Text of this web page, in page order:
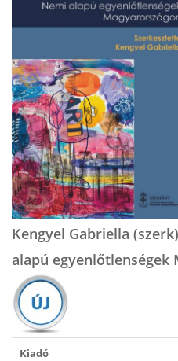
Kengyel Gabriella
alapú egyenlőtlenségek
Kiadó